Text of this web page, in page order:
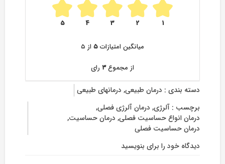
5 4 3 2 1
میانگین امتیازات۵ از ۵
از مجموع۳ رای
دسته بندی : درمان طبیعی, درمانهای طبیعی
برچسب : آلرژی, درمان آلرژی فصلی,
درمان انواع حساسیت فصلی, درمان حساسیت,
درمان حساسیت فصلی
دیدگاه خود را برای on
بنویسید